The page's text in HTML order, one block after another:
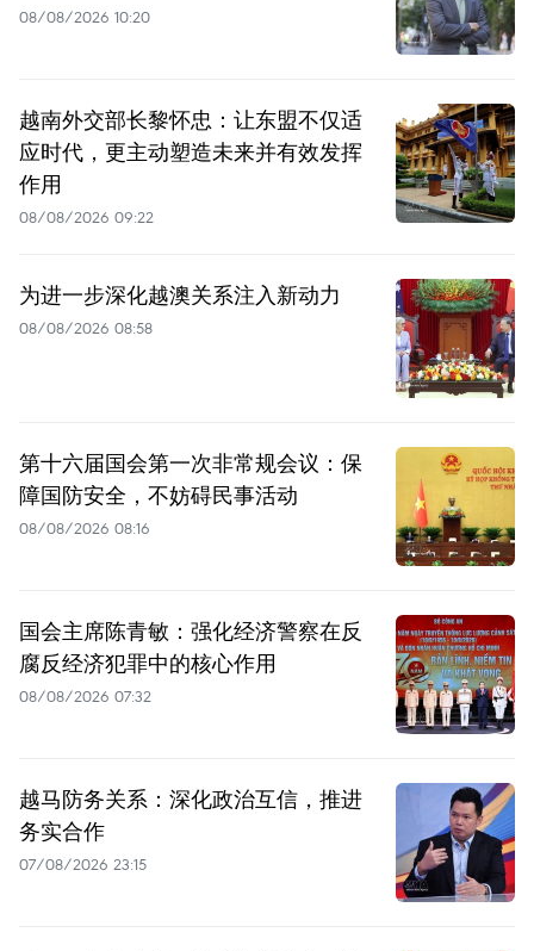
08/08/2026 10:20
越南外交部长黎怀忠：让东盟不仅适
应时代，更主动塑造未来并有效发挥
作用
08/08/2026 09:22
为进一步深化越澳关系注入新动力
08/08/2026 08:58
第十六届国会第一次非常规会议：保
障国防安全，不妨碍民事活动
08/08/2026 08:16
国会主席陈青敏：强化经济警察在反
腐反经济犯罪中的核心作用
08/08/2026 07:32
越马防务关系：深化政治互信，推进
务实合作
07/08/2026 23:15